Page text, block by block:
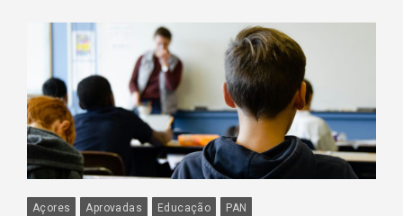
Açores Aprovadas Educação
PAN